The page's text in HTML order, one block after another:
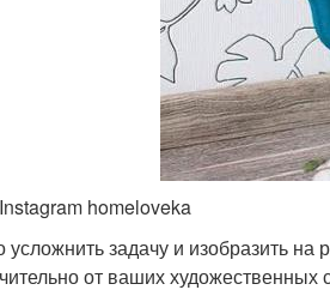
homeloveka
задачу и изобразить на
от ваших художественных